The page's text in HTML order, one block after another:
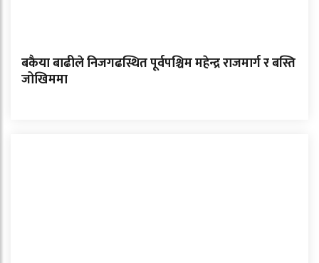
बकैया बाढीले निजगढस्थित पूर्वपश्चिम महेन्द्र राजमार्ग र बस्ति
जोखिममा